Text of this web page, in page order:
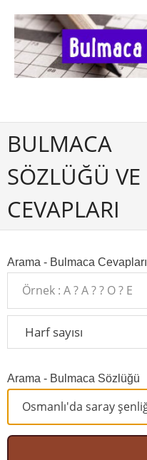
BULMACA
SÖZLÜĞÜ VE
CEVAPLARI
Arama - Bulmaca Cevapları
Arama - Bulmaca Sözlüğü